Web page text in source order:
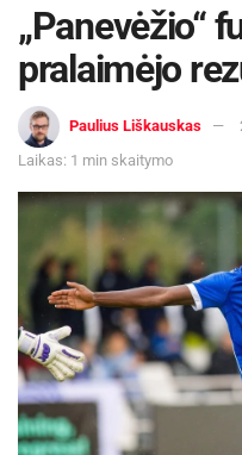
„Panevėžio“
pralaimėjo
Paulius Liškauskas
Laikas: 1 min skaitymo